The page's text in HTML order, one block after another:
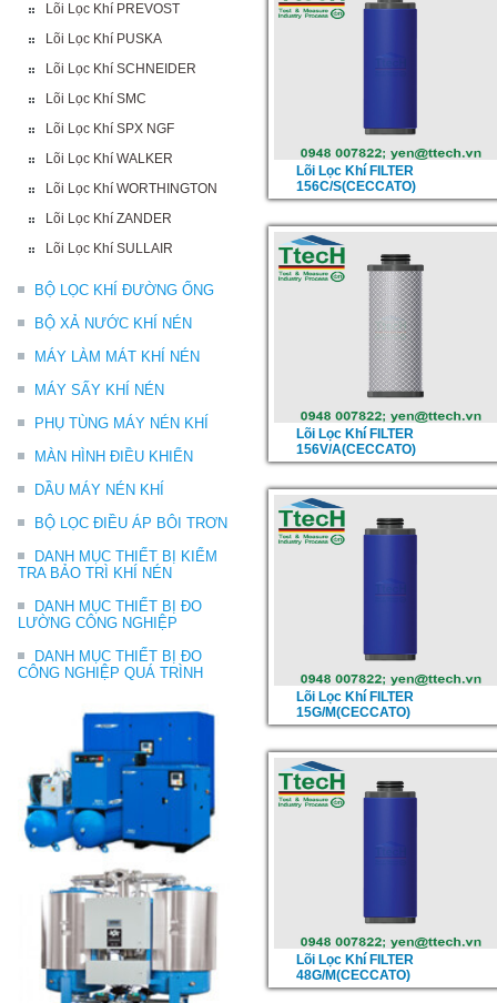
Lõi Lọc Khí PREVOST
Lõi Lọc Khí PUSKA
Lõi Lọc Khí SCHNEIDER
Lõi Lọc Khí SMC
Lõi Lọc Khí SPX NGF
Lõi Lọc Khí WALKER
Lõi Lọc Khí WORTHINGTON
Lõi Lọc Khí ZANDER
Lõi Lọc Khí SULLAIR
BỘ LỌC KHÍ ĐƯỜNG ỐNG
BỘ XẢ NƯỚC KHÍ NÉN
MÁY LÀM MÁT KHÍ NÉN
MÁY SẤY KHÍ NÉN
PHỤ TÙNG MÁY NÉN KHÍ
MÀN HÌNH ĐIỀU KHIỂN
DẦU MÁY NÉN KHÍ
BỘ LỌC ĐIỀU ÁP BÔI TRƠN
DANH MỤC THIẾT BỊ KIỂM
TRA BẢO TRÌ KHÍ NÉN
DANH MỤC THIẾT BỊ ĐO
LƯỜNG CÔNG NGHIỆP
DANH MỤC THIẾT BỊ ĐO
CÔNG NGHIỆP QUÁ TRÌNH
Lõi Lọc Khí FILTER
156C/S(CECCATO)
Lõi Lọc Khí FILTER
156V/A(CECCATO)
Lõi Lọc Khí FILTER
15G/M(CECCATO)
Lõi Lọc Khí FILTER
48G/M(CECCATO)